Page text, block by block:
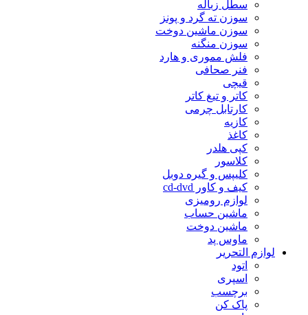
سطل زباله
سوزن ته گرد و پونز
سوزن ماشین دوخت
سوزن منگنه
فلش مموری و هارد
فنر صحافی
قیچی
کاتر و تیغ کاتر
کارتابل چرمی
کازیه
کاغذ
کپی هلدر
کلاسور
کلیپس و گیره دوبل
کیف و کاور cd-dvd
لوازم رومیزی
ماشین حساب
ماشین دوخت
ماوس پد
لوازم التحریر
اتود
اسپری
برچسب
پاک کن